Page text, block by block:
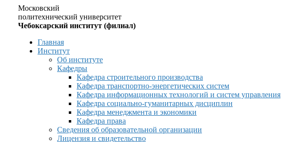
Московский
политехнический университет
Чебоксарский институт (филиал)
Главная
Институт
Об институте
Кафедры
Кафедра строительного производства
Кафедра транспортно-энергетических систем
Кафедра информационных технологий и систем управления
Кафедра социально-гуманитарных дисциплин
Кафедра менеджмента и экономики
Кафедра права
Сведения об образовательной организации
Лицензия и свидетельство